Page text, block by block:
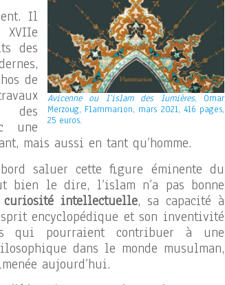
Avicenne ou l’islam des lumières, Omar
Merzoug, Flammarion, mars 2021, 416 pages,
25 euros.
Il
des
de
des
une
mais aussi en tant qu’homme.
saluer cette figure éminente du
bien le dire, l’islam n’a pas bonne
curiosité intellectuelle, sa capacité à
encyclopédique et son inventivité
qui pourraient contribuer à une
dans le monde musulman,
aujourd’hui.